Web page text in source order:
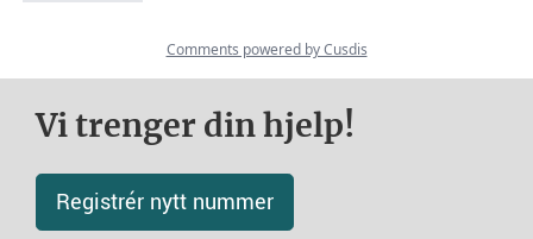
Vi trenger din hjelp!
Registrér nytt nummer